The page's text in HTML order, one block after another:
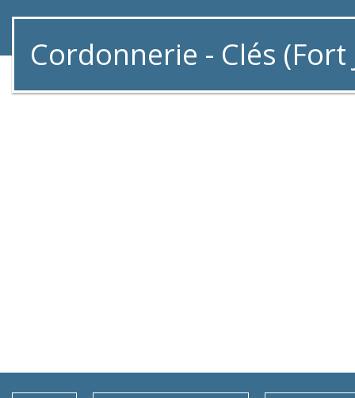
Cordonnerie - Clés (Fort